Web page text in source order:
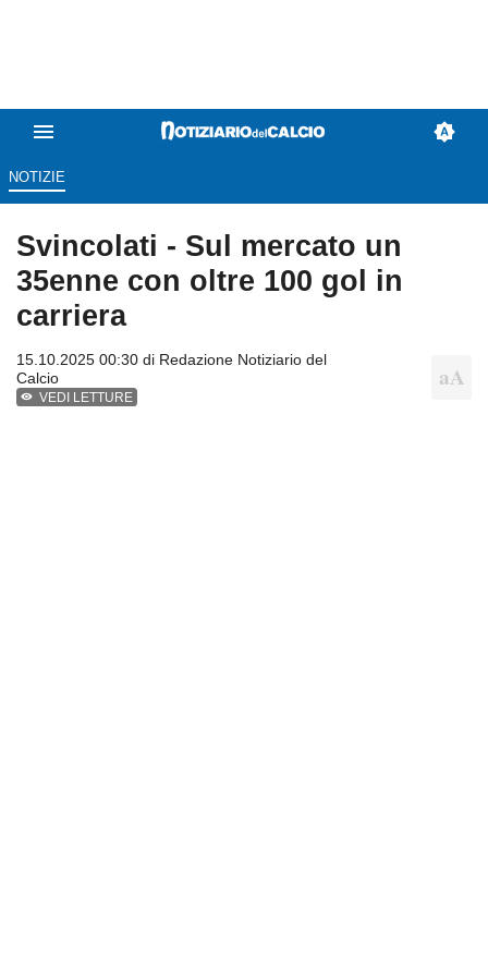
NOTIZIE
Svincolati - Sul mercato un
35enne con oltre 100 gol in
carriera
15.10.2025 00:30 di Redazione Notiziario del
Calcio
VEDI LETTURE